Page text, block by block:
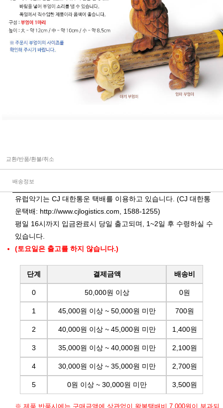
교환/반품/환불/취소
배송정보
유럽악기는 CJ 대한통운 택배를 이용하고 있습니다. (CJ 대한통
운택배: http://www.cjlogistics.com, 1588-1255)
평일 16시까지 입금완료시 당일 출고되며, 1~2일 후 수령하실 수
있습니다.
(토요일은 출고를 하지 않습니다.)
단계 결제금액 배송비
0 50,000원 이상 0원
1 45,000원 이상 ~ 50,000원 미만 700원
2 40,000원 이상 ~ 45,000원 미만 1,400원
3 35,000원 이상 ~ 40,000원 미만 2,100원
4 30,000원 이상 ~ 35,000원 미만 2,700원
5 0원 이상 ~ 30,000원 미만 3,500원
※ 제품 반품시에는 구매금액에 상관없이 왕복택배비 7,000원이 부과되